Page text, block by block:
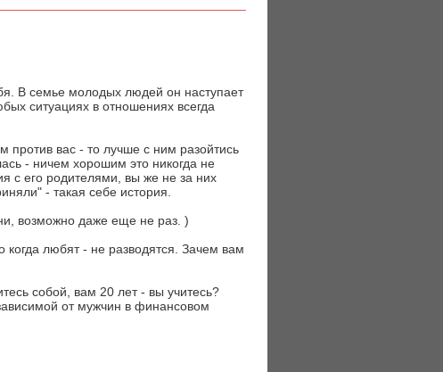
В семье молодых людей он наступает
ситуациях в отношениях всегда
против вас - то лучше с ним разойтись
- ничем хорошим это никогда не
с его родителями, вы же не за них
- такая себе история.
возможно даже еще не раз. )
любят - не разводятся. Зачем вам
собой, вам 20 лет - вы учитесь?
от мужчин в финансовом